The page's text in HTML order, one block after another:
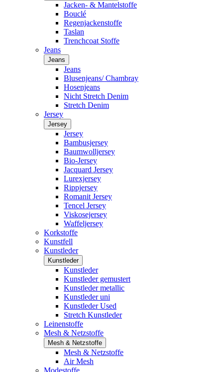
Jacken- & Mantelstoffe
Bouclé
Regenjackenstoffe
Taslan
Trenchcoat Stoffe
Jeans
Jeans
Jeans
Blusenjeans/ Chambray
Hosenjeans
Nicht Stretch Denim
Stretch Denim
Jersey
Jersey
Jersey
Bambusjersey
Baumwolljersey
Bio-Jersey
Jacquard Jersey
Lurexjersey
Rippjersey
Romanit Jersey
Tencel Jersey
Viskosejersey
Waffeljersey
Korkstoffe
Kunstfell
Kunstleder
Kunstleder
Kunstleder
Kunstleder gemustert
Kunstleder metallic
Kunstleder uni
Kunstleder Used
Stretch Kunstleder
Leinenstoffe
Mesh & Netzstoffe
Mesh & Netzstoffe
Mesh & Netzstoffe
Air Mesh
Modestoffe